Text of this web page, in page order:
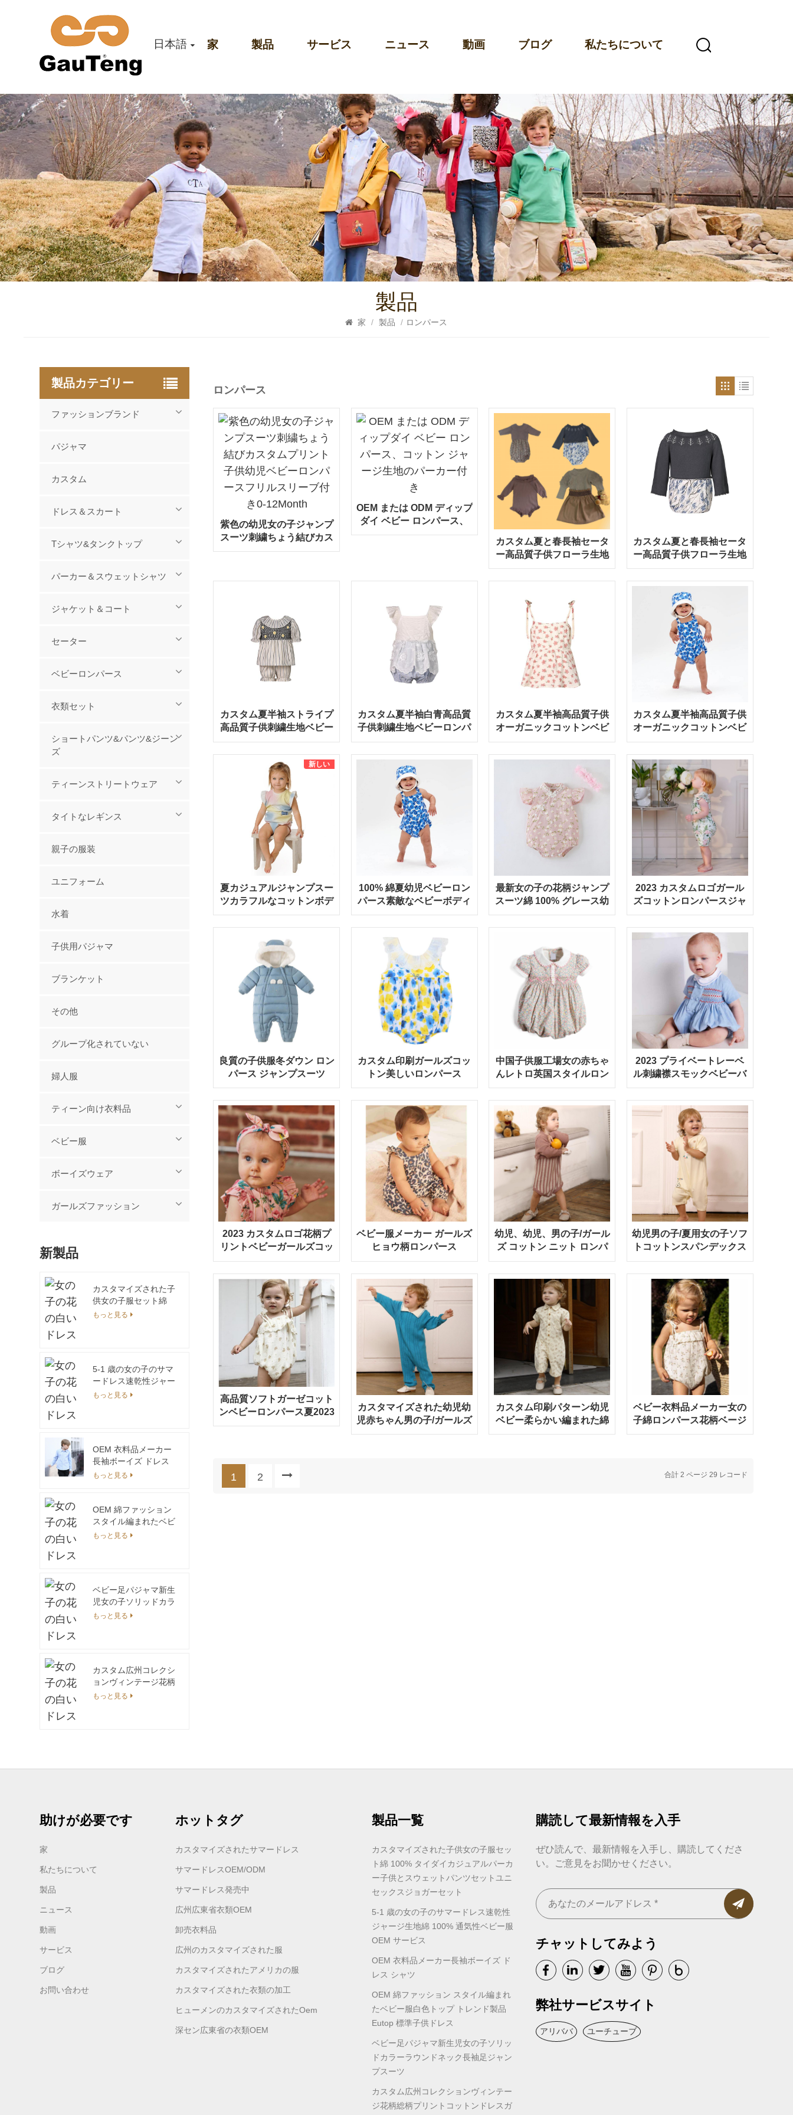
日本語 家 製品 サービス ニュース 動画 ブログ 私たちについて
製品
家 / 製品 / ロンパース
ロンパース
紫色の幼児女の子ジャンプ
スーツ刺繍ちょう結びカス
タムプリント子供幼児ベビ
OEM または ODM ディップ
ダイ ベビー ロンパース、
コットン ジャージ生地のパ
カスタム夏と春長袖セータ
ー高品質子供フローラ生地
ベビーコーデュロイロンパ
ース
カスタム夏と春長袖セータ
ー高品質子供フローラ生地
ベビーロンパース
カスタム夏半袖ストライプ
高品質子供刺繍生地ベビー
服セット
カスタム夏半袖白青高品質
子供刺繍生地ベビーロンパ
ース
カスタム夏半袖高品質子供
オーガニックコットンベビ
ーロンパース
カスタム夏半袖高品質子供
オーガニックコットンベビ
ーロンパース
新しい
夏カジュアルジャンプスー
ツカラフルなコットンボデ
ィスーツ OEM 少年少女タ
イダイロンパース
100% 綿夏幼児ベビーロン
パース素敵なベビーボディ
スーツ
最新女の子の花柄ジャンプ
スーツ綿 100% グレース幼
児夏ベビーロンパース
2023 カスタムロゴガール
ズコットンロンパースジャ
ンプスーツ
良質の子供服冬ダウン ロン
パース ジャンプスーツ
カスタム印刷ガールズコッ
トン美しいロンパース
中国子供服工場女の赤ちゃ
んレトロ英国スタイルロン
パース
2023 プライベートレーベ
ル刺繍襟スモックベビーバ
ブルロンパース
2023 カスタムロゴ花柄プ
リントベビーガールズコッ
トンロンパース
ベビー服メーカー ガールズ
ヒョウ柄ロンパース
幼児、幼児、男の子/ガール
ズ コットン ニット ロンパ
ース ブティック
幼児男の子/夏用女の子ソフ
トコットンスパンデックス
イエローベビーロンパース
高品質ソフトガーゼコット
ンベビーロンパース夏2023
最新デザイン
カスタマイズされた幼児幼
児赤ちゃん男の子/ガールズ
コットンニットジャンプス
カスタム印刷パターン幼児
ベビー柔らかい編まれた綿
ロンパース
ベビー衣料品メーカー女の
子綿ロンパース花柄ベージ
ュ色
1 2 合計 2 ページ 29 レコード
製品カテゴリー
ファッションブランド
パジャマ
カスタム
ドレス＆スカート
Tシャツ&タンクトップ
パーカー＆スウェットシャツ
ジャケット＆コート
セーター
ベビーロンパース
衣類セット
ショートパンツ&パンツ&ジーン
ズ
ティーンストリートウェア
タイトなレギンス
親子の服装
ユニフォーム
水着
子供用パジャマ
ブランケット
その他
グループ化されていない
婦人服
ティーン向け衣料品
ベビー服
ボーイズウェア
ガールズファッション
新製品
カスタマイズされた子
供女の子服セット綿
100% タイダイカジュ
もっと見る
5-1 歳の女の子のサマ
ードレス速乾性ジャー
ジ生地綿 100% 通気性
もっと見る
OEM 衣料品メーカー
長袖ボーイズ ドレス
シャツ
もっと見る
OEM 綿ファッション
スタイル編まれたベビ
ー服白色トップ トレン
もっと見る
ベビー足パジャマ新生
児女の子ソリッドカラ
ーラウンドネック長袖
もっと見る
カスタム広州コレクシ
ョンヴィンテージ花柄
総柄プリントコットン
もっと見る
助けが必要です
家
私たちについて
製品
ニュース
動画
サービス
ブログ
お問い合わせ
ホットタグ
カスタマイズされたサマードレス
サマードレスOEM/ODM
サマードレス発売中
広州広東省衣類OEM
卸売衣料品
広州のカスタマイズされた服
カスタマイズされたアメリカの服
カスタマイズされた衣類の加工
ヒューメンのカスタマイズされたoem
深セン広東省の衣類OEM
製品一覧
カスタマイズされた子供女の子服セッ
ト綿 100% タイダイカジュアルパーカ
ー子供とスウェットパンツセットユニ
セックスジョガーセット
5-1 歳の女の子のサマードレス速乾性
ジャージ生地綿 100% 通気性ベビー服
OEM サービス
OEM 衣料品メーカー長袖ボーイズ ド
レス シャツ
OEM 綿ファッション スタイル編まれ
たベビー服白色トップ トレンド製品
Eutop 標準子供ドレス
ベビー足パジャマ新生児女の子ソリッ
ドカラーラウンドネック長袖足ジャン
プスーツ
カスタム広州コレクションヴィンテー
ジ花柄総柄プリントコットンドレスガ
購読して最新情報を入手
ぜひ読んで、最新情報を入手し、購読してくださ
い。ご意見をお聞かせください。
チャットしてみよう
弊社サービスサイト
アリババ ユーチューブ